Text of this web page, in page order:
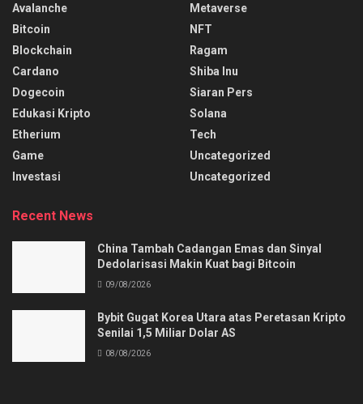
Avalanche
Bitcoin
Blockchain
Cardano
Dogecoin
Edukasi Kripto
Etherium
Game
Investasi
Metaverse
NFT
Ragam
Shiba Inu
Siaran Pers
Solana
Tech
Uncategorized
Uncategorized
Recent News
China Tambah Cadangan Emas dan Sinyal
Dedolarisasi Makin Kuat bagi Bitcoin
09/08/2026
Bybit Gugat Korea Utara atas Peretasan Kripto
Senilai 1,5 Miliar Dolar AS
08/08/2026